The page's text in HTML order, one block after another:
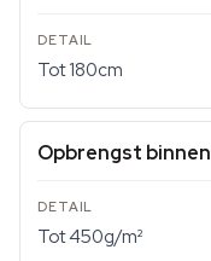
Tot 180cm
Opbrengst binnen
Tot 450g/m²